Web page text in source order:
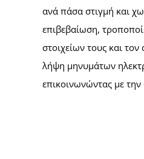
ανά πάσα στιγμή και
επιβεβαίωση,
στοιχείων τους και
λήψη μηνυμάτων
επικοινωνώντας με την